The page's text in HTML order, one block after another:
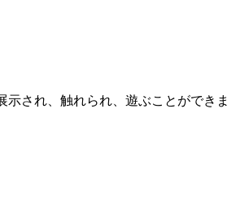
され、触れられ、遊ぶことができま